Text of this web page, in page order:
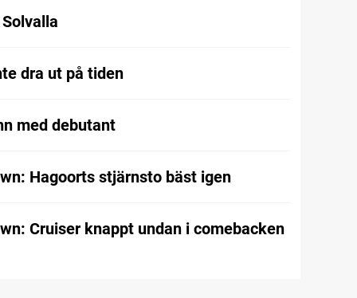
dra ut på tiden
med debutant
Hagoorts stjärnsto bäst igen
Cruiser knappt undan i comebacken